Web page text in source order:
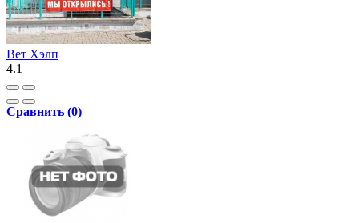
Вет Хэлп
4.1
Сравнить (0)